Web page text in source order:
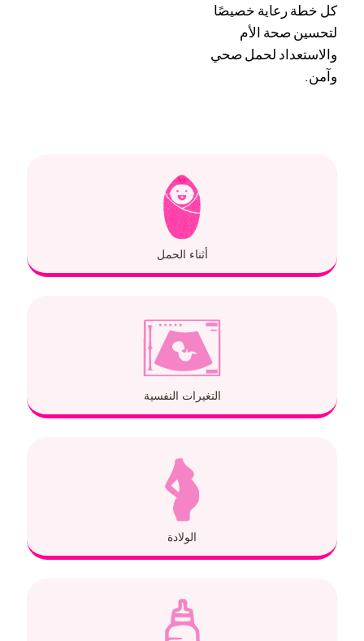
أثناء الحمل
التغيرات النفسية
الولادة
كل خطة رعاية خصيصًا
لتحسين صحة الأم
والاستعداد لحمل صحي
وآمن.